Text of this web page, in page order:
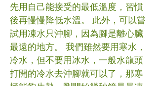
先用自己能接受的最低溫度，習慣
後再慢慢降低水溫。 此外，可以嘗
試用凍水只沖腳，因為腳是離心臟
最遠的地方。 我們雖然要用寒水，
冷水，但不要用冰水，一般水龍頭
打開的冷水去沖腳就可以了，那寒